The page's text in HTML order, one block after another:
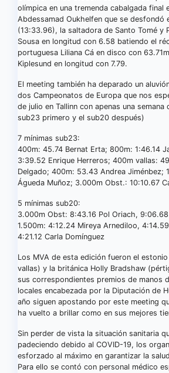
olímpica en una tremenda cabalgada final
Abdessamad Oukhelfen que se desfondó
(13:33.96), la saltadora de Santo Tomé y
Sousa en longitud con 6.58 batiendo el
portuguesa Liliana Cá en disco con
Kiplesund en longitud con 7.79.
El meeting también ha deparado un
dos Campeonatos de Europa que nos
de julio en Tallinn con apenas una semana
sub23 primero y el sub20 después)
7 mínimas sub23:
400m: 45.74 Bernat Erta; 800m: 1:46.14
3:39.52 Enrique Herreros; 400m vallas:
Delgado; 400m: 53.43 Andrea Jiménbez;
Águeda Muñoz; 3.000m Obst.: 10:10.67
5 mínimas sub20:
3.000m Obst: 8:43.16 Pol Oriach,
1.500m: 4:12.24 Mireya Arnediloo,
4:21.12 Carla Domínguez
Los MVA de esta edición fueron el
vallas) y la británica Holly Bradshaw
sus correspondientes premios de manos
locales encabezada por la Diputación de
año siguen apostando por este meeting
ha vuelto a brillar como en sus mejores
Sin perder de vista la situación sanitaria
padeciendo debido al COVID-19, los
esforzado al máximo en garantizar la
Para ello se contó con personal médico